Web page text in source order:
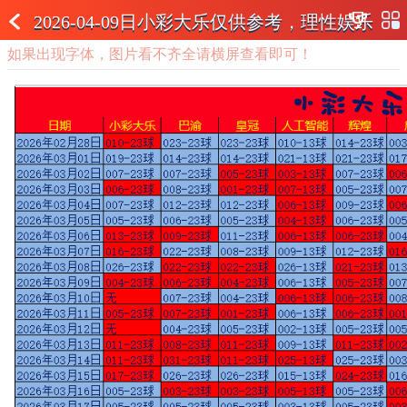
2026-04-09日小彩大乐仅供参考，理性娱乐
如果出现字体，图片看不齐全请横屏查看即可！